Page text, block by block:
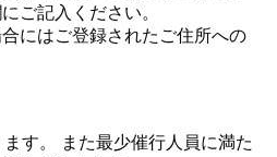
ご記入ください。
にはご登録されたご住所への
す。 また最少催行人員に満た